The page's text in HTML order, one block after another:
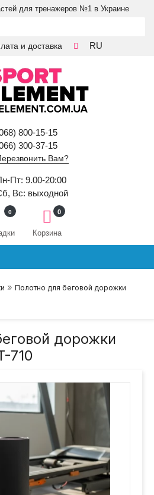
для тренажеров №1 в Украине
и доставка RU
800-15-15
300-37-15
Вам?
Пт: 9.00-20:00
Вс: выходной
0
Корзина
0
» Полотно для беговой дорожки
дорожки
710